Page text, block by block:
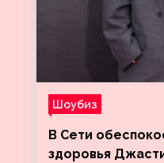
Шоубиз
В Сети
здоровья